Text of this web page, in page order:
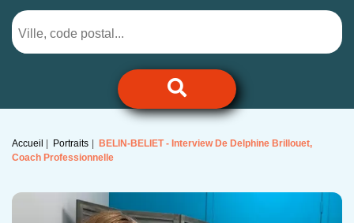
Accueil Portraits
BELIN-BELIET - Interview De Delphine Brillouet,
Coach Professionnelle